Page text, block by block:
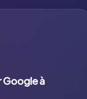
Google à